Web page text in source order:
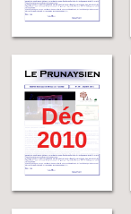
Déc
2010